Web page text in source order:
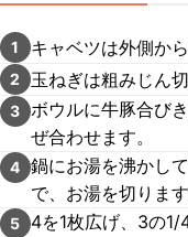
1 キャベツは外側か
2 玉ねぎは粗みじん
3 ボウルに牛豚合び
ぜ合わせます。
4 鍋にお湯を沸かし
で、お湯を切ります
5
4を1枚広げ、3の